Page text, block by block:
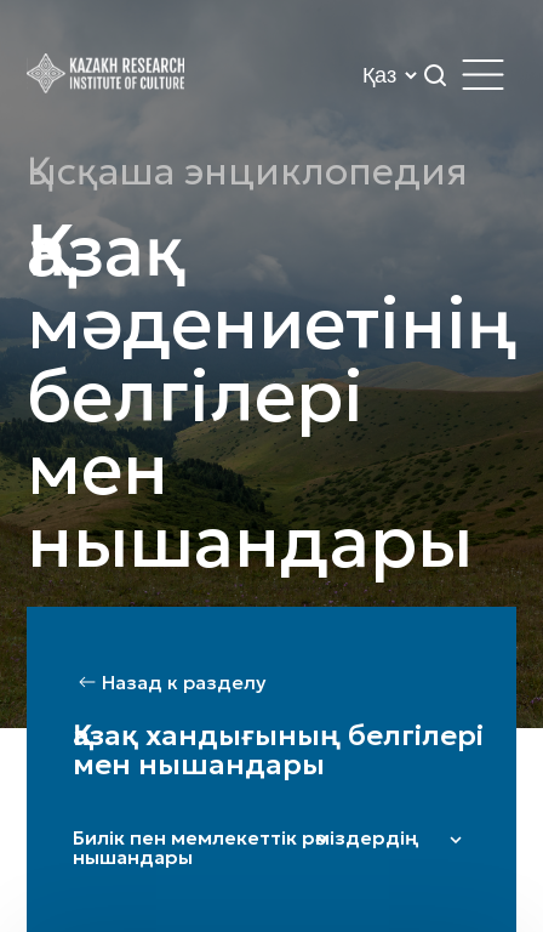
Қысқаша энциклопедия
Қазақ
мәдениетінің
белгілері
мен
нышандары
Назад к разделу
Қазақ хандығының белгілері
мен нышандары
Билік пен мемлекеттік рәміздердің
нышандары